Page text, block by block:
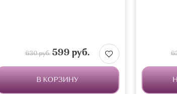
630 руб.599 руб.
В КОРЗИНУ